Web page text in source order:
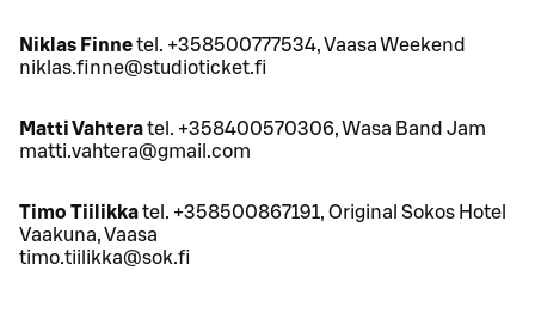
Niklas Finnetel. +358500777534, Vaasa Weekend
niklas.finne@studioticket.fi
Matti Vahteratel. +358400570306, Wasa Band Jam
matti.vahtera@gmail.com
Timo Tiilikkatel. +358500867191, Original Sokos Hotel
Vaakuna, Vaasa
timo.tiilikka@sok.fi